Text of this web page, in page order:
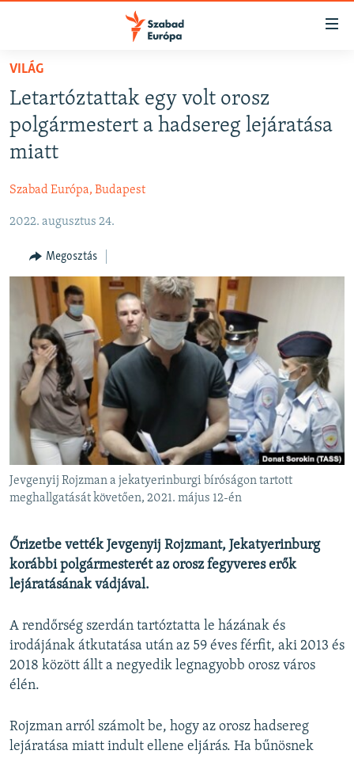
Akadálymentes
Ugrás
fő
oldalra
Ugrás
tartalomjegyzékre
AKTUÁLIS
PODCASTOK
ELEMZŐ
NER15
SZABADON
TÁRSADALOM
DEMOKRÁCIA
A PÉNZ NYOMÁBAN
EURÓPAI UNIÓ
VILÁG
KLÍMAVÁLTOZÁS
A MÚLT TANULSÁGAI
KÖVESSEN MINKET!
Valamennyi RFE/RL weboldal
VILÁG
Letartóztattak egy volt orosz
polgármestert a hadsereg lejáratása
miatt
Szabad Európa, Budapest
2022. augusztus 24.
Megosztás
Jevgenyij Rojzman a jekatyerinburgi bíróságon tartott
meghallgatását követően, 2021. május 12-én
Őrizetbe vették Jevgenyij Rojzmant, Jekatyerinburg
korábbi polgármesterét az orosz fegyveres erők
lejáratásának vádjával.
A rendőrség szerdán tartóztatta le házának és
irodájának átkutatása után az 59 éves férfit, aki 2013 és
2018 között állt a negyedik legnagyobb orosz város
élén.
Rojzman arról számolt be, hogy az orosz hadsereg
lejáratása miatt indult ellene eljárás. Ha bűnösnek
Spotify